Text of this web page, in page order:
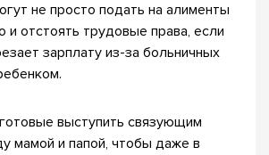
не просто подать на алименты
и отстоять трудовые права, если
зарплату из-за больничных
выступить связующим
мамой и папой, чтобы даже в